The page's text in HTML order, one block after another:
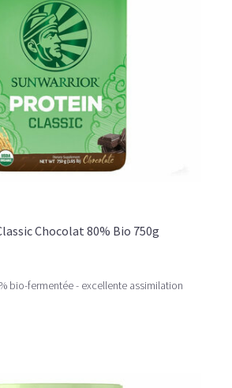
GLACÉ
Chocolat 80% Bio 750g
bio-fermentée - excellente assimilation